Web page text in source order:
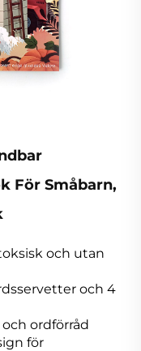
För Småbarn,
och utan
och 4
ordförråd
för